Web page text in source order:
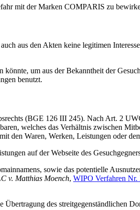
mit der Marken COMPARIS zu
aus den Akten keine legitimen
um aus der Bekanntheit der
benutzt.
(BGE 126 III 245). Nach Art. 2
welches das Verhältnis zwischen
Waren, Werken, Leistungen oder
auf der Webseite des
sowie das potentielle
v. Matthias Moench, WIPO Verfahren
des streitgegenständlichen